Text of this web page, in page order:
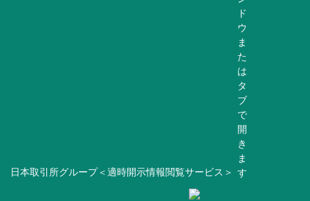
日本取引所グループ＜適時開示情報閲覧サービス＞